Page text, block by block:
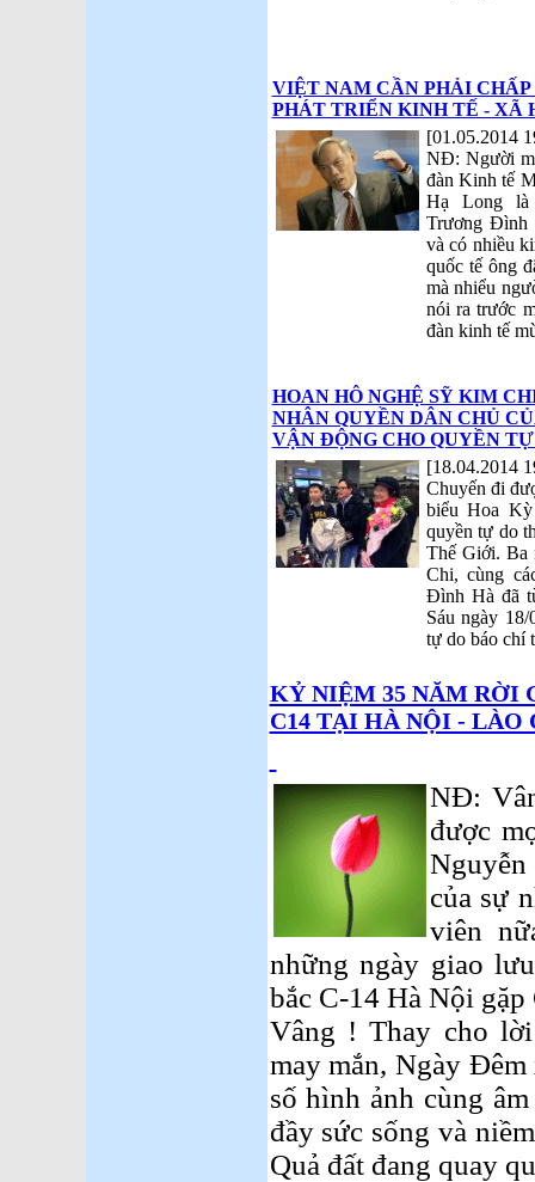
VIỆT NAM CẦN PHẢI
PHÁT TRIỂN KINH TẾ - XÃ
[01.05.2014
NĐ: Người
đàn Kinh tế
Hạ Long là
Trương Đình
và có nhiều
quốc tế ông
mà nhiểu
nói ra trước
đàn kinh tế
HOAN HÔ NGHỆ SỸ KIM
NHÂN QUYỀN DÂN CHỦ
VẬN ĐỘNG CHO QUYỀN
[18.04.2014
Chuyến đi
biểu Hoa
quyền tự do
Thế Giới. Ba
Chi, cùng
Đình Hà đã
Sáu ngày
tự do báo chí
KỶ NIỆM 35 NĂM RỜI
C14 TẠI HÀ NỘI - LÀO
NĐ:
được
của sự
viên
những ngày giao
bắc C-14 Hà Nội gặp
Vâng ! Thay cho
may mắn, Ngày
số hình ảnh cùng
đầy sức sống và
Quả đất đang quay